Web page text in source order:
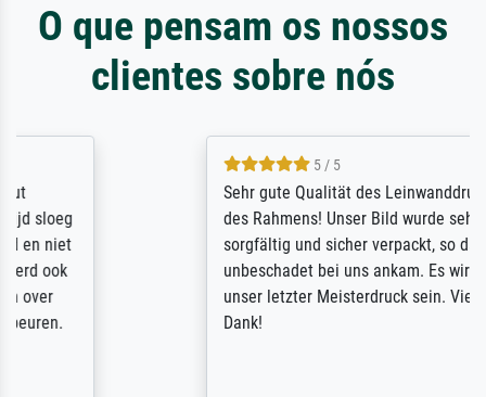
O que pensam os nossos
clientes sobre nós
Sehr gute Qualität des Leinwanddrucks und
des Rahmens! Unser Bild wurde sehr
sorgfältig und sicher verpackt, so dass es
unbeschadet bei uns ankam. Es wird nicht
unser letzter Meisterdruck sein. Vielen